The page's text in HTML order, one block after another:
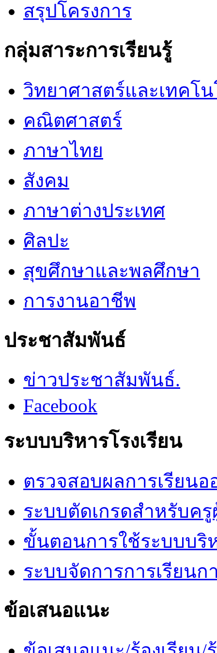
สรุปโครงการ
กลุ่มสาระการเรียนรู้
วิทยาศาสตร์และเทคโ
คณิตศาสตร์
ภาษาไทย
สังคม
ภาษาต่างประเทศ
ศิลปะ
สุขศึกษาและพลศึกษา
การงานอาชีพ
ประชาสัมพันธ์
ข่าวประชาสัมพันธ์.
Facebook
ระบบบริหารโรงเรียน
ตรวจสอบผลการเรียน
ระบบตัดเกรดสำหรับค
ขั้นตอนการใช้ระบบบริ
ระบบจัดการการเรียน
ข้อเสนอแนะ